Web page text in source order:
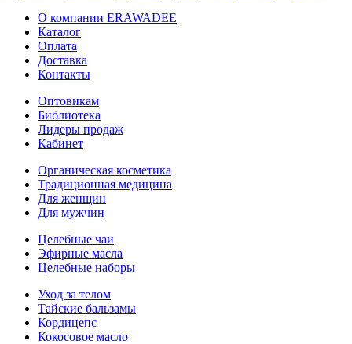
О компании ERAWADEE
Каталог
Оплата
Доставка
Контакты
Оптовикам
Библиотека
Лидеры продаж
Кабинет
Органическая косметика
Традиционная медицина
Для женщин
Для мужчин
Целебные чаи
Эфирные масла
Целебные наборы
Уход за телом
Тайские бальзамы
Кордицепс
Кокосовое масло